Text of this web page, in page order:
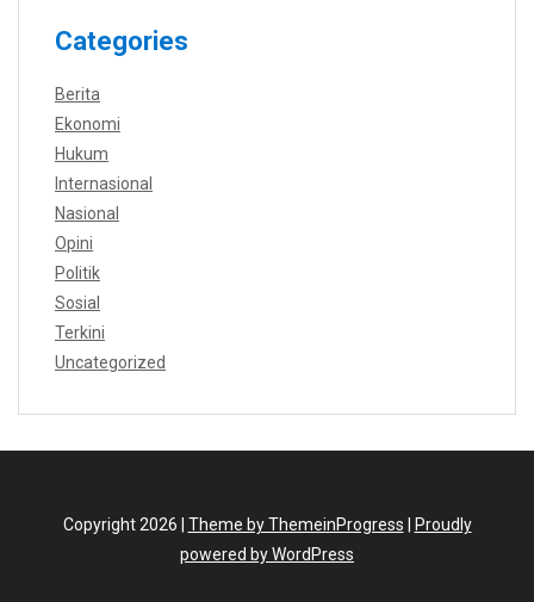
Categories
Berita
Ekonomi
Hukum
Internasional
Nasional
Opini
Politik
Sosial
Terkini
Uncategorized
Copyright 2026 | Theme by ThemeinProgress
Proudly
powered by WordPress